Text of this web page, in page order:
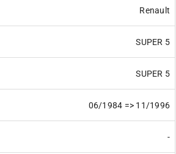
Renault
SUPER 5
SUPER 5
06/1984 => 11/1996
-